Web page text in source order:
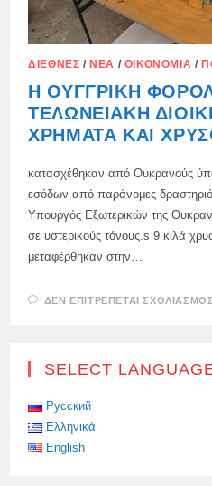
ΔΙΕΘΝΈΣ /ΝΈΑ / ΟΙΚΟΝΟΜΊΑ /
Η ΟΥΓΓΡΙΚΉ
ΤΕΛΩΝΕΙΑΚΉ
ΧΡΉΜΑΤΑ ΚΑΙ
κατασχέθηκαν από Ουκρανούς
εσόδων από παράνομες
Υπουργός Εξωτερικών της
σε υστερικούς τόνους.s 9 κιλά
μεταφέρθηκαν στην…
ΔΕΝ ΕΠΙΤΡΈΠΕΤΑΙ ΣΧΟΛΙΑΣΜΌΣ
SELECT
Русский
Ελληνικά
English